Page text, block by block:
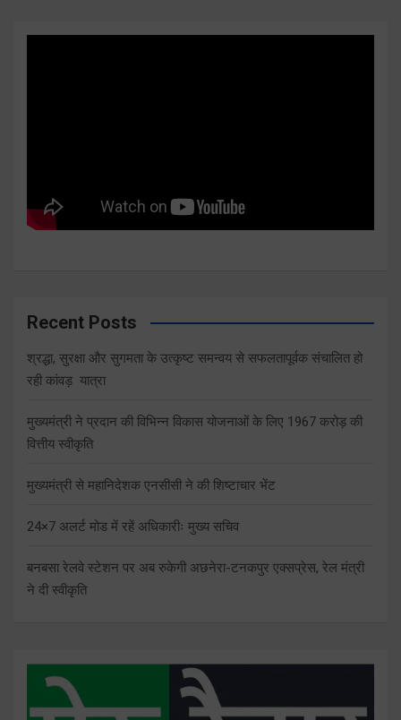
Recent Posts
श्रद्धा, सुरक्षा और सुगमता के उत्कृष्ट समन्वय से सफलतापूर्वक संचालित हो
रही कांवड़ यात्रा
मुख्यमंत्री ने प्रदान की विभिन्न विकास योजनाओं के लिए 1967 करोड़ की
वित्तीय स्वीकृति
मुख्यमंत्री से महानिदेशक एनसीसी ने की शिष्टाचार भेंट
24×7 अलर्ट मोड में रहें अधिकारीः मुख्य सचिव
बनबसा रेलवे स्टेशन पर अब रुकेगी अछनेरा-टनकपुर एक्सप्रेस, रेल मंत्री
ने दी स्वीकृति